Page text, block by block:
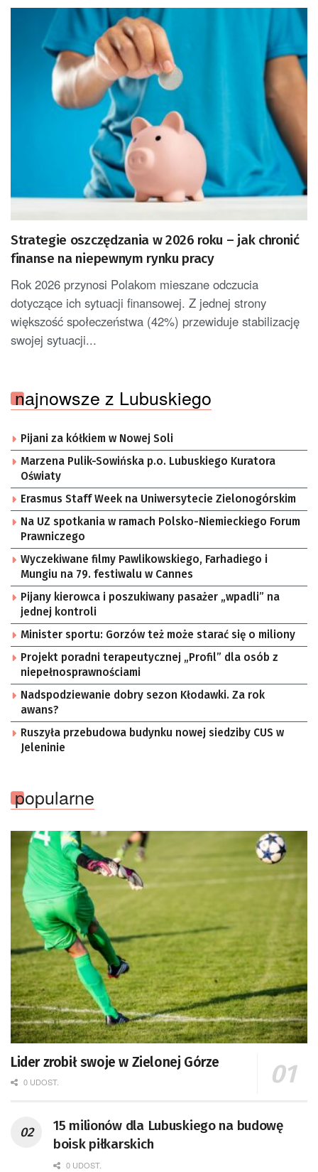
Strategie oszczędzania w 2026 roku – jak chronić
finanse na niepewnym rynku pracy
Rok 2026 przynosi Polakom mieszane odczucia
dotyczące ich sytuacji finansowej. Z jednej strony
większość społeczeństwa (42%) przewiduje stabilizację
swojej sytuacji...
najnowsze z Lubuskiego
Pijani za kółkiem w Nowej Soli
Marzena Pulik-Sowińska p.o. Lubuskiego Kuratora
Oświaty
Erasmus Staff Week na Uniwersytecie Zielonogórskim
Na UZ spotkania w ramach Polsko-Niemieckiego Forum
Prawniczego
Wyczekiwane filmy Pawlikowskiego, Farhadiego i
Mungiu na 79. festiwalu w Cannes
Pijany kierowca i poszukiwany pasażer „wpadli” na
jednej kontroli
Minister sportu: Gorzów też może starać się o miliony
Projekt poradni terapeutycznej „Profil” dla osób z
niepełnosprawnościami
Nadspodziewanie dobry sezon Kłodawki. Za rok
awans?
Ruszyła przebudowa budynku nowej siedziby CUS w
Jeleninie
popularne
Lider zrobił swoje w Zielonej Górze
0 UDOST.
15 milionów dla Lubuskiego na budowę
boisk piłkarskich
0 UDOST.